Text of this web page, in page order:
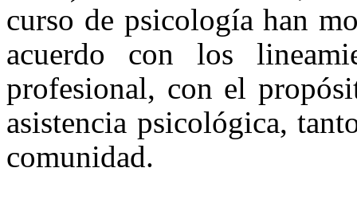
curso de psicología han
acuerdo con los
profesional, con el
asistencia psicológica,
comunidad.